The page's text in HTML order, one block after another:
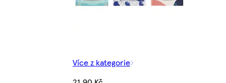
Více z kategorie